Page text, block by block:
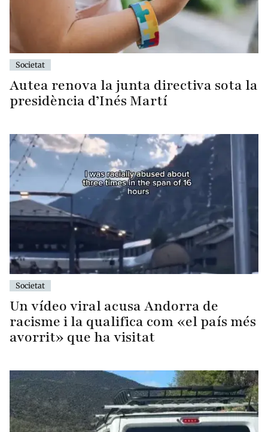
Societat
Autea renova la junta directiva sota la
presidència d’Inés Martí
Societat
Un vídeo viral acusa Andorra de
racisme i la qualifica com «el país més
avorrit» que ha visitat